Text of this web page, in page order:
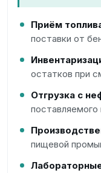
Приём
поставки от
остатков при
Отгрузка с
поставляемого
пищевой